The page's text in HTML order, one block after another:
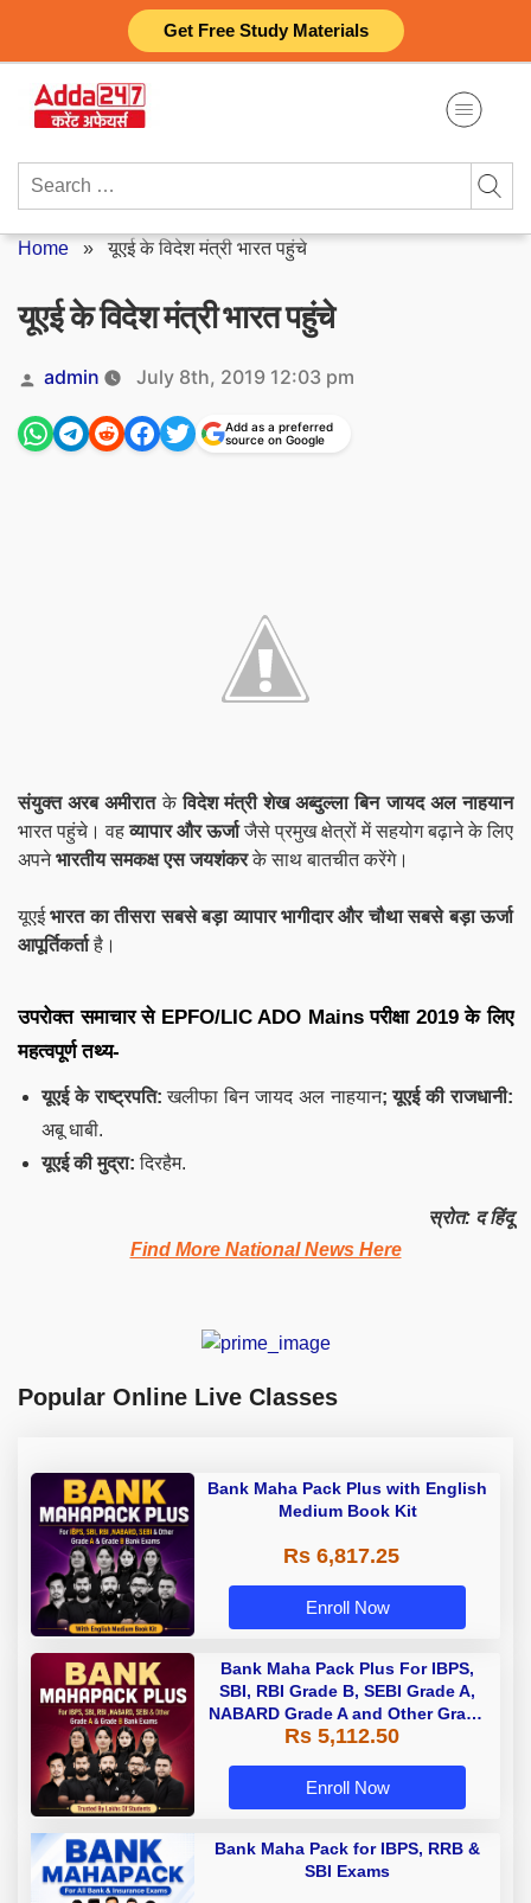
Get Free Study Materials
content
Search
Home »यूएई के विदेश मंत्री भारत पहुंचे
यूएई के विदेश मंत्री भारत पहुंचे
Posted
by
admin July 8th, 2019 12:03 pm
Add as a preferred
source on Google
संयुक्त अरब अमीरातकेविदेश मंत्री शेख अब्दुल्ला बिन जायद अल नाहयान
भारत पहुंचे। वहव्यापार और ऊर्जाजैसे प्रमुख क्षेत्रों में सहयोग बढ़ाने के लिए
अपनेभारतीय समकक्ष एस जयशंकरके साथ बातचीत करेंगे।
यूएईभारत का तीसरा सबसे बड़ा व्यापार भागीदार और चौथा सबसे बड़ा ऊर्जा
आपूर्तिकर्ताहै।
उपरोक्त समाचार से EPFO/LIC ADO Mainsपरीक्षा 2019 के लिए
महत्वपूर्ण तथ्य-
यूएई के राष्ट्रपति:खलीफा बिन जायद अल नाहयान; यूएई की राजधानी:
अबू धाबी.
यूएई की मुद्रा:दिरहैम.
स्रोत: द हिंदू
Find More National News Here
Popular Online Live Classes
Bank Maha Pack Plus with English
Medium Book Kit
Rs 6,817.25
Enroll Now
Bank Maha Pack Plus For IBPS,
SBI, RBI Grade B, SEBI Grade A,
NABARD Grade A and Other Grade
A & Grade B Bank Exams
Rs 5,112.50
Enroll Now
Bank Maha Pack for IBPS, RRB &
SBI Exams